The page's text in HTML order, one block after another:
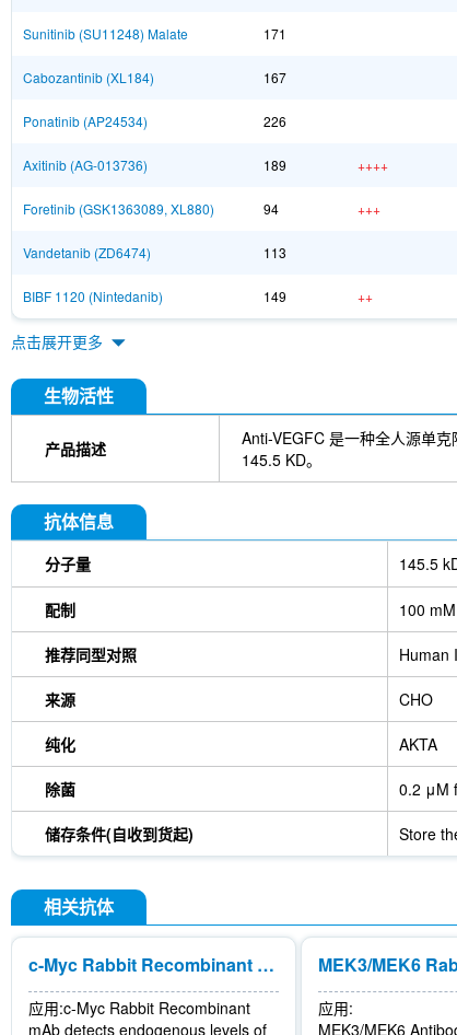
Sunitinib (SU11248) Malate 171
Cabozantinib (XL184) 167
Ponatinib (AP24534) 226
Axitinib (AG-013736) 189 ++++
Foretinib (GSK1363089, XL880) 94 +++
Vandetanib (ZD6474) 113
BIBF 1120 (Nintedanib) 149 ++
点击展开更多
生物活性
产品描述
Anti-VEGFC 是一种全人源单
145.5 KD。
抗体信息
分子量 145.5
配制 100
推荐同型对照 Human
来源 CHO
纯化 AKTA
除菌 0.2 μM
储存条件(自收到货起) Store
相关抗体
c-Myc Rabbit Recombinant mAb
应用:c-Myc Rabbit Recombinant
mAb detects endogenous levels of
应用:
MEK3/MEK6